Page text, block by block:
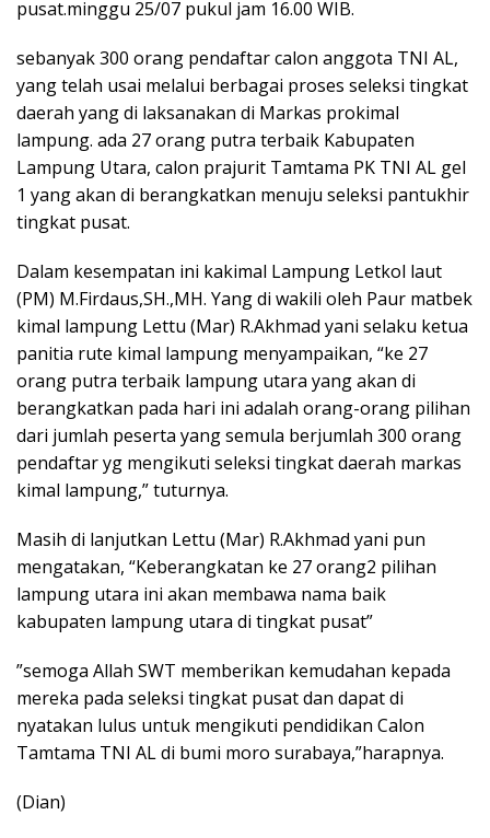
pusat.minggu 25/07 pukul jam 16.00 WIB.
sebanyak 300 orang pendaftar calon anggota TNI AL,
yang telah usai melalui berbagai proses seleksi tingkat
daerah yang di laksanakan di Markas prokimal
lampung. ada 27 orang putra terbaik Kabupaten
Lampung Utara, calon prajurit Tamtama PK TNI AL gel
1 yang akan di berangkatkan menuju seleksi pantukhir
tingkat pusat.
Dalam kesempatan ini kakimal Lampung Letkol laut
(PM) M.Firdaus,SH.,MH. Yang di wakili oleh Paur matbek
kimal lampung Lettu (Mar) R.Akhmad yani selaku ketua
panitia rute kimal lampung menyampaikan, “ke 27
orang putra terbaik lampung utara yang akan di
berangkatkan pada hari ini adalah orang-orang pilihan
dari jumlah peserta yang semula berjumlah 300 orang
pendaftar yg mengikuti seleksi tingkat daerah markas
kimal lampung,” tuturnya.
Masih di lanjutkan Lettu (Mar) R.Akhmad yani pun
mengatakan, “Keberangkatan ke 27 orang2 pilihan
lampung utara ini akan membawa nama baik
kabupaten lampung utara di tingkat pusat”
”semoga Allah SWT memberikan kemudahan kepada
mereka pada seleksi tingkat pusat dan dapat di
nyatakan lulus untuk mengikuti pendidikan Calon
Tamtama TNI AL di bumi moro surabaya,”harapnya.
(Dian)